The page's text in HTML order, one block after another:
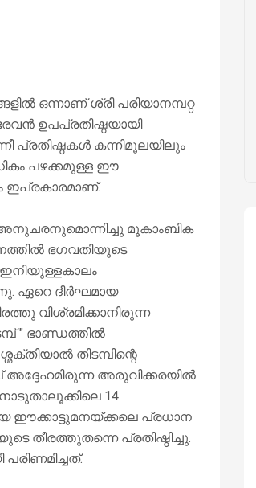
ഒന്നാണ് ശ്രീ പരിയാനമ്പറ്റ
ഉപപ്രതിഷ്ഠയായി
പ്രതിഷ്ഠകൾ കന്നിമൂലയിലും
പഴക്കമുള്ള ഈ
ഇപ്രകാരമാണ്.
അനുചരനുമൊന്നിച്ചു മൂകാംബിക
ഭഗവതിയുടെ
ഏറെ ദീർഘമായ
വിശ്രമിക്കാനിരുന്ന
" ഭാണ്ഡത്തിൽ
തിടമ്പിന്റെ
അരുവിക്കരയിൽ
14
ഈക്കാട്ടുമനയ്ക്കലെ പ്രധാന
തീരത്തുതന്നെ പ്രതിഷ്ഠിച്ചു.